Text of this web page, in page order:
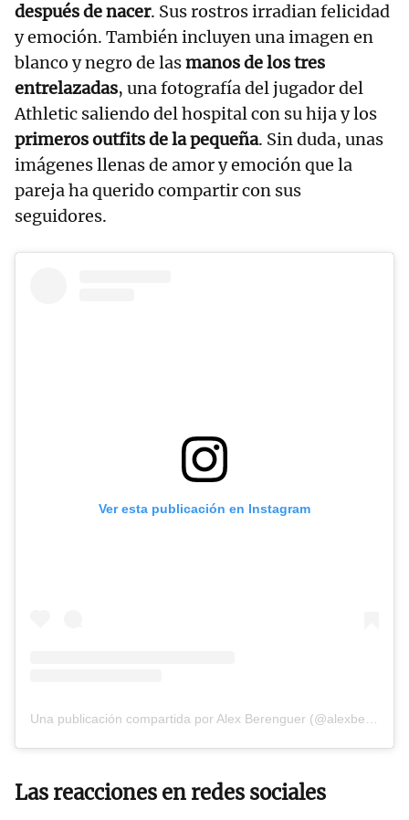
después de nacer. Sus rostros irradian felicidad
y emoción. También incluyen una imagen en
blanco y negro de lasmanos de los tres
entrelazadas, una fotografía del jugador del
Athletic saliendo del hospital con su hija y los
primeros outfits de la pequeña. Sin duda, unas
imágenes llenas de amor y emoción que la
pareja ha querido compartir con sus
seguidores.
Ver esta publicación en Instagram
Las reacciones en redes sociales